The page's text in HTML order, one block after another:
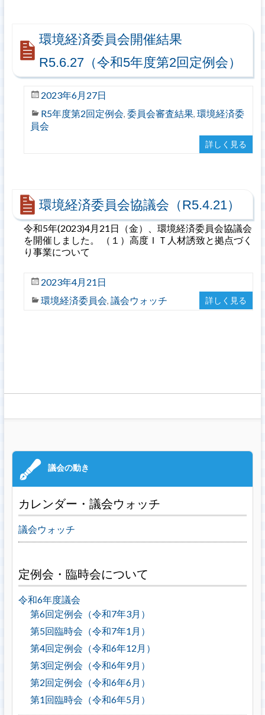
環境経済委員会開催結果
R5.6.27（令和5年度第2回定例会）
2023年6月27日
R5年度第2回定例会, 委員会審査結果, 環境経済委
員会
詳しく見る
環境経済委員会協議会（R5.4.21）
令和5年(2023)4月21日（金）、環境経済委員会協議会
を開催しました。 （１）高度ＩＴ人材誘致と拠点づく
り事業について
2023年4月21日
環境経済委員会, 議会ウォッチ 詳しく見る
カレンダー・議会ウォッチ
議会ウォッチ
定例会・臨時会について
令和6年度議会
第6回定例会（令和7年3月）
第5回臨時会（令和7年1月）
第4回定例会（令和6年12月）
第3回定例会（令和6年9月）
第2回定例会（令和6年6月）
第1回臨時会（令和6年5月）